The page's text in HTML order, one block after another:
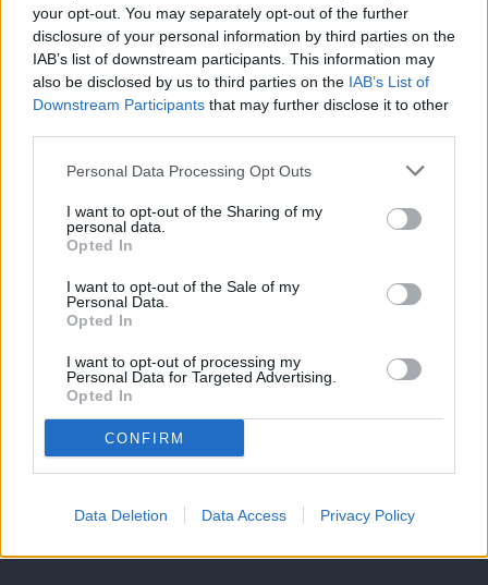
your opt-out. You may separately opt-out of the further
disclosure of your personal information by third parties on the
IAB’s list of downstream participants. This information may
also be disclosed by us to third parties on the IAB’s List of
Downstream Participants that may further disclose it to other
Personal Data Processing Opt Outs
I want to opt-out of the Sharing of my
personal data.
Opted In
I want to opt-out of the Sale of my
Personal Data.
Opted In
I want to opt-out of processing my
Personal Data for Targeted Advertising.
Opted In
CONFIRM
Data Deletion Data Access Privacy Policy